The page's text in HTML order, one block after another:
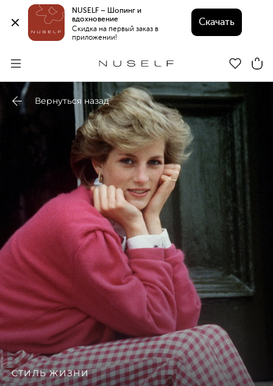
NUSELF – Шопинг и
вдохновение
Скидка на первый заказ в
приложении!
Скачать
Вернуться назад
СТИЛЬ ЖИЗНИ